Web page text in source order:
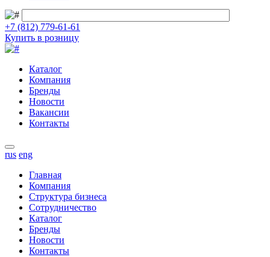
+7 (812) 779-61-61
Купить в розницу
Каталог
Компания
Бренды
Новости
Вакансии
Контакты
rus eng
Главная
Компания
Структура бизнеса
Сотрудничество
Каталог
Бренды
Новости
Контакты